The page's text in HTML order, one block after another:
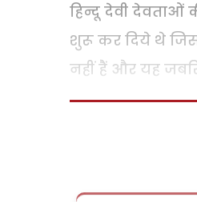
हिन्दू देवी देवताओं
शुरू कर दिये थे
नहीं हैं और यह